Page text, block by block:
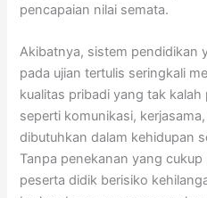
pencapaian nilai semata.
Akibatnya, sistem pendidikan
pada ujian tertulis seringkali
kualitas pribadi yang tak
seperti komunikasi,
dibutuhkan dalam kehidupan
Tanpa penekanan yang
peserta didik berisiko